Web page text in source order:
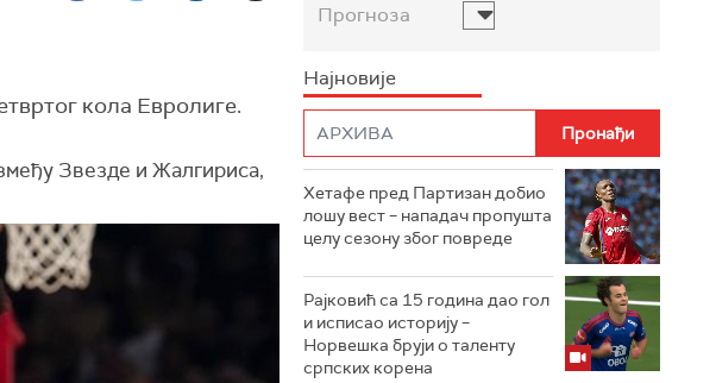
кола Евролиге.
Звезде и Жалгириса,
Прогноза
Најновије
Хетафе пред Партизан добио
лошу вест – нападач пропушта
целу сезону због повреде
Рајковић са 15 година дао гол
и исписао историју –
Норвешка бруји о таленту
српских корена